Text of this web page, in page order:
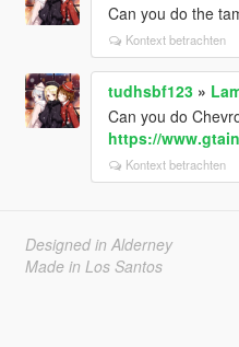
Can you do the
Kontext betrachten
tudhsbf123»
Can you do
https://
Kontext betrachten
Designed in Alderney
Made in Los Santos